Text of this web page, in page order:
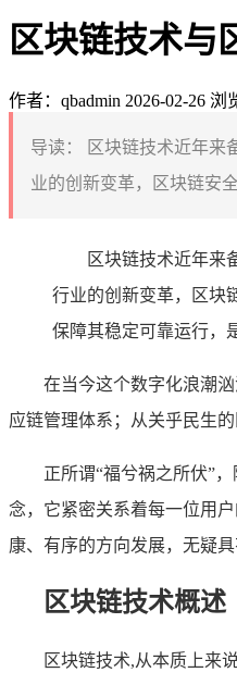
区块链技术与
作者：qbadmin 2026-02-26 浏
导读：
区块链技术近年来
业的创新变革，区块链安
区块链技术近年来
行业的创新变革，区块
保障其稳定可靠运行，
在当今这个数字化浪潮
应链管理体系；从关乎民生
正所谓“福兮祸之所伏”
念，它紧密关系着每一位用
康、有序的方向发展，无疑
区块链技术概述
区块链技术,从本质上来